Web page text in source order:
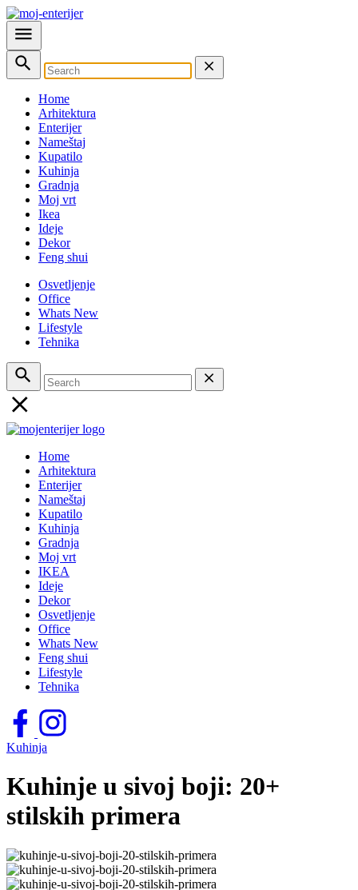
Home
Arhitektura
Enterijer
Nameštaj
Kupatilo
Kuhinja
Gradnja
Moj vrt
Ikea
Ideje
Dekor
Feng shui
Osvetljenje
Office
Whats New
Lifestyle
Tehnika
Home
Arhitektura
Enterijer
Nameštaj
Kupatilo
Kuhinja
Gradnja
Moj vrt
IKEA
Ideje
Dekor
Osvetljenje
Office
Whats New
Feng shui
Lifestyle
Tehnika
Kuhinja
Kuhinje u sivoj boji: 20+
stilskih primera